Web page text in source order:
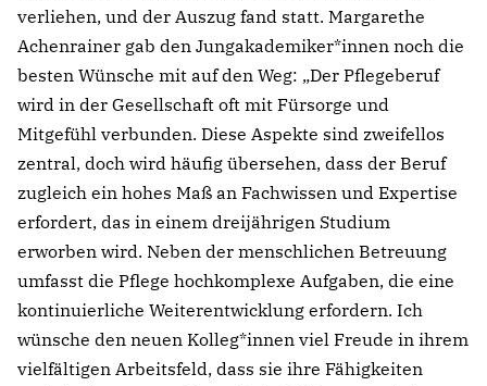
verliehen, und der Auszug fand statt. Margarethe
Achenrainer gab den Jungakademiker*innen noch die
besten Wünsche mit auf den Weg: „Der Pflegeberuf
wird in der Gesellschaft oft mit Fürsorge und
Mitgefühl verbunden. Diese Aspekte sind zweifellos
zentral, doch wird häufig übersehen, dass der Beruf
zugleich ein hohes Maß an Fachwissen und Expertise
erfordert, das in einem dreijährigen Studium
erworben wird. Neben der menschlichen Betreuung
umfasst die Pflege hochkomplexe Aufgaben, die eine
kontinuierliche Weiterentwicklung erfordern. Ich
wünsche den neuen Kolleg*innen viel Freude in ihrem
vielfältigen Arbeitsfeld, dass sie ihre Fähigkeiten